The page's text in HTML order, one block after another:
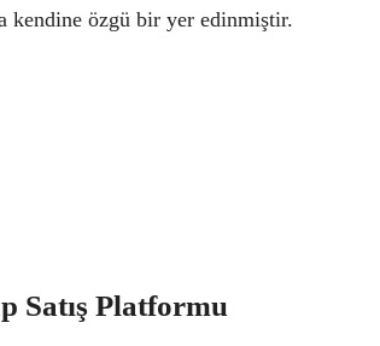
kendine özgü bir yer edinmiştir.
Satış Platformu